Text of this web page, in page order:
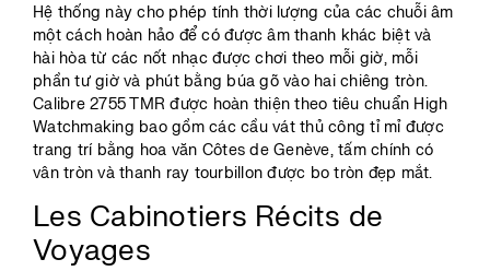
Hệ thống này cho phép tính thời lượng của các chuỗi âm
một cách hoàn hảo để có được âm thanh khác biệt và
hài hòa từ các nốt nhạc được chơi theo mỗi giờ, mỗi
phần tư giờ và phút bằng búa gõ vào hai chiêng tròn.
Calibre 2755 TMR được hoàn thiện theo tiêu chuẩn High
Watchmaking bao gồm các cầu vát thủ công tỉ mỉ được
trang trí bằng hoa văn Côtes de Genève, tấm chính có
vân tròn và thanh ray tourbillon được bo tròn đẹp mắt.
Les Cabinotiers Récits de
Voyages